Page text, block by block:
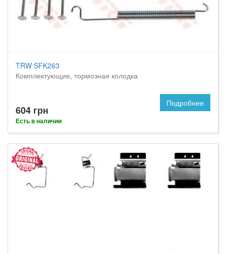
TRW SFK263
Комплектующие, тормозная колодка
604 грн
Есть в наличии
Подробнее